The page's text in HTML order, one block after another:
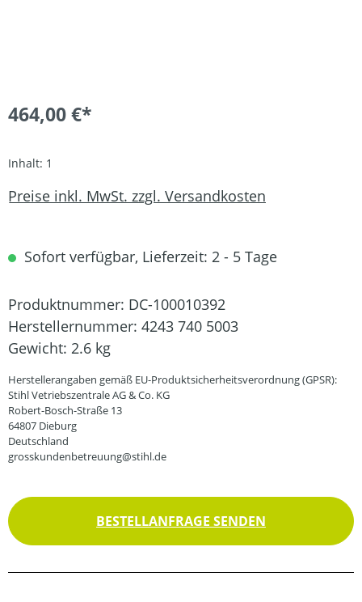
464,00 €*
Inhalt: 1
Preise inkl. MwSt. zzgl. Versandkosten
Sofort verfügbar, Lieferzeit: 2 - 5 Tage
Produktnummer: DC-100010392
Herstellernummer: 4243 740 5003
Gewicht: 2.6 kg
Herstellerangaben gemäß EU-Produktsicherheitsverordnung (GPSR):
Stihl Vetriebszentrale AG & Co. KG
Robert-Bosch-Straße 13
64807 Dieburg
Deutschland
grosskundenbetreuung@stihl.de
BESTELLANFRAGE SENDEN